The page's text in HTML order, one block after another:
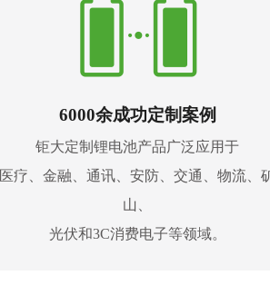
6000余成功定制案例
钜大定制锂电池产品广泛应用于
医疗、金融、通讯、安防、交通、物流、
山、
光伏和3C消费电子等领域。